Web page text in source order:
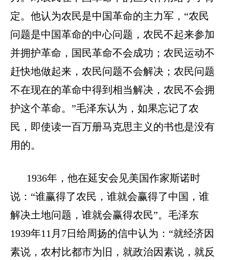
定。他认为农民是中国革命的主力军， “农民
问题是中国革命的中心问题，农民不起来参加
并拥护革命，国民革命不会成功；农民运动不
赶快地做起来，农民问题不会解决；农民问题
不在现在的革命中得到相当解决，农民不会拥
护这个革命。”毛泽东认为，如果忘记了农
民，即使读一百万册马克思主义的书也是没有
用的。
1936年，他在延安会见美国作家斯诺时
说：“谁赢得了农民，谁就会赢得了中国，谁
解决土地问题，谁就会赢得农民”。毛泽东
1939年11月7日给周扬的信中认为：“就经济因
素说，农村比都市为旧，就政治因素说，就反